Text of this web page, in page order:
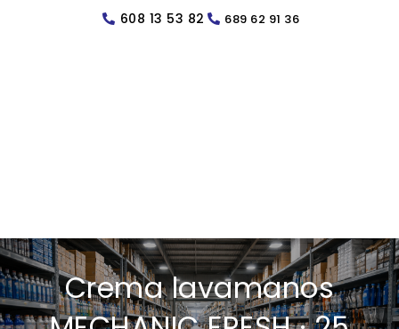
608 13 53 82 689 62 91 36
Crema lavamanos